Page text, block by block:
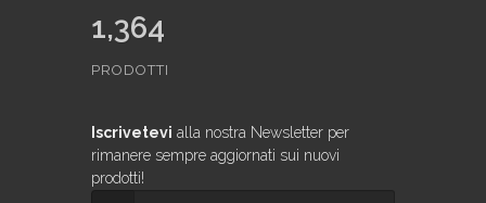
1,364
PRODOTTI
Iscrivetevi alla nostra Newsletter per
rimanere sempre aggiornati sui nuovi
prodotti!